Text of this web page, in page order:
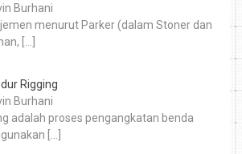
Burhani
menurut Parker (dalam Stoner dan
Rigging
Burhani
adalah proses pengangkatan benda
[…]